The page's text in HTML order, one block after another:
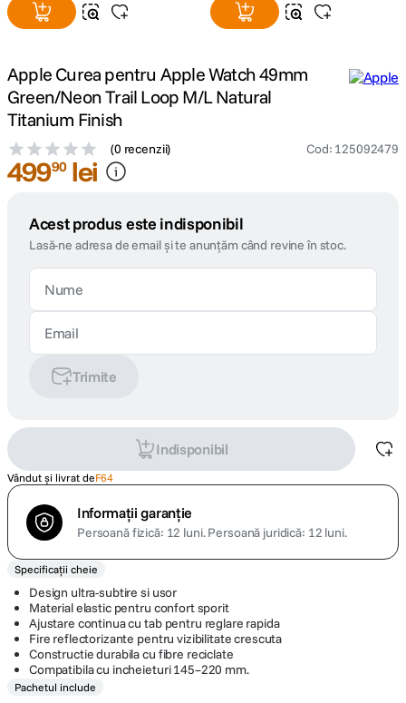
Apple Curea pentru Apple Watch 49mm
Green/Neon Trail Loop M/L Natural
Titanium Finish
(0 recenzii) Cod: 125092479
49990 lei
Acest produs este indisponibil
Lasă-ne adresa de email și te anunțăm când revine în stoc.
Trimite
Indisponibil
Vândut și livrat deF64
Informații garanție
Persoană fizică: 12 luni.Persoană juridică: 12 luni.
Specificații cheie
Design ultra-subtire si usor
Material elastic pentru confort sporit
Ajustare continua cu tab pentru reglare rapida
Fire reflectorizante pentru vizibilitate crescuta
Constructie durabila cu fibre reciclate
Compatibila cu incheieturi 145–220 mm.
Pachetul include